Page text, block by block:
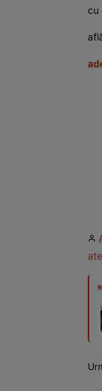
cu